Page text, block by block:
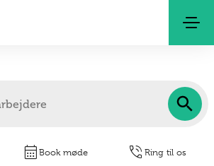
calendar_monthBook møde phone_in_talkRing til os